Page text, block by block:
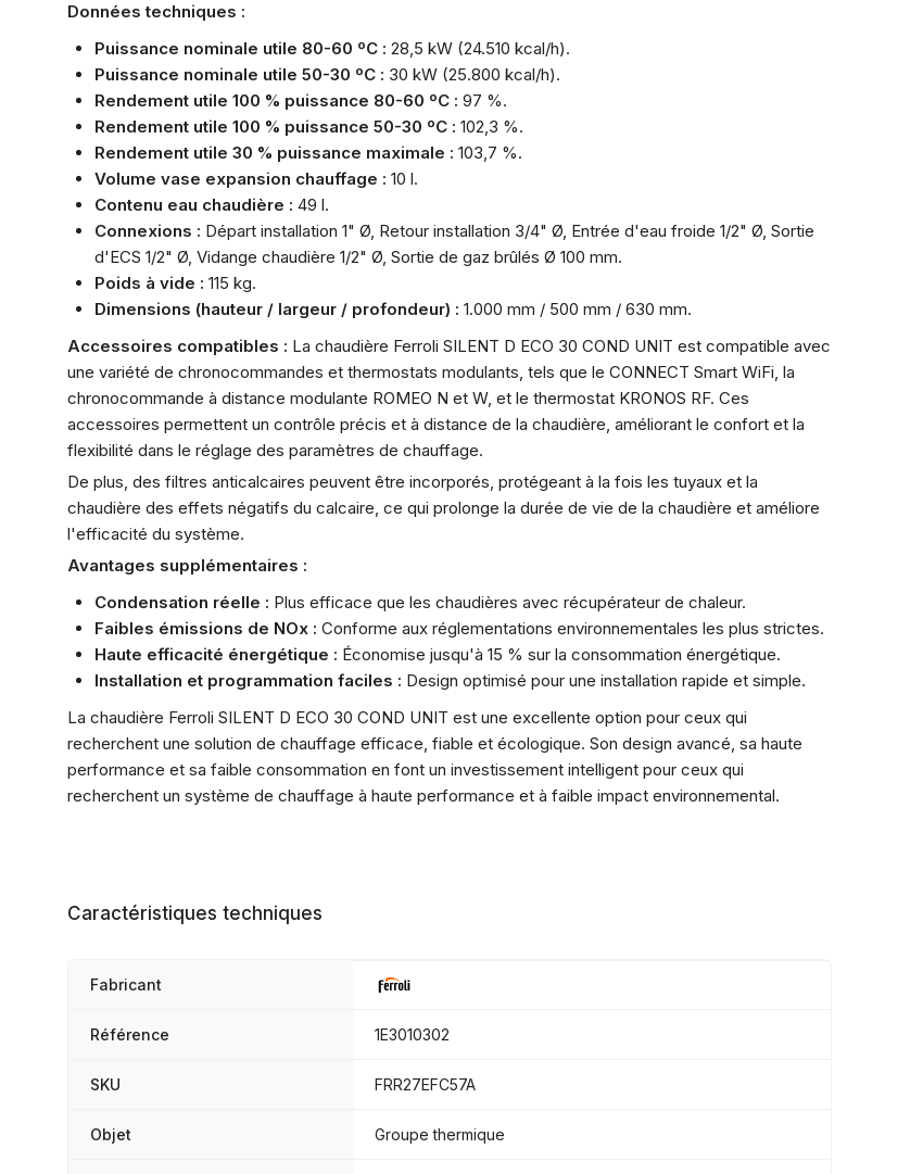
Données techniques :
Puissance nominale utile 80-60 ºC : 28,5 kW (24.510 kcal/h).
Puissance nominale utile 50-30 ºC : 30 kW (25.800 kcal/h).
Rendement utile 100 % puissance 80-60 ºC : 97 %.
Rendement utile 100 % puissance 50-30 ºC : 102,3 %.
Rendement utile 30 % puissance maximale : 103,7 %.
Volume vase expansion chauffage : 10 l.
Contenu eau chaudière : 49 l.
Connexions : Départ installation 1" Ø, Retour installation 3/4" Ø, Entrée d'eau froide 1/2" Ø, Sortie
d'ECS 1/2" Ø, Vidange chaudière 1/2" Ø, Sortie de gaz brûlés Ø 100 mm.
Poids à vide : 115 kg.
Dimensions (hauteur / largeur / profondeur) : 1.000 mm / 500 mm / 630 mm.
Accessoires compatibles : La chaudière Ferroli SILENT D ECO 30 COND UNIT est compatible avec
une variété de chronocommandes et thermostats modulants, tels que le CONNECT Smart WiFi, la
chronocommande à distance modulante ROMEO N et W, et le thermostat KRONOS RF. Ces
accessoires permettent un contrôle précis et à distance de la chaudière, améliorant le confort et la
flexibilité dans le réglage des paramètres de chauffage.
De plus, des filtres anticalcaires peuvent être incorporés, protégeant à la fois les tuyaux et la
chaudière des effets négatifs du calcaire, ce qui prolonge la durée de vie de la chaudière et améliore
l'efficacité du système.
Avantages supplémentaires :
Condensation réelle : Plus efficace que les chaudières avec récupérateur de chaleur.
Faibles émissions de NOx : Conforme aux réglementations environnementales les plus strictes.
Haute efficacité énergétique : Économise jusqu'à 15 % sur la consommation énergétique.
Installation et programmation faciles : Design optimisé pour une installation rapide et simple.
La chaudière Ferroli SILENT D ECO 30 COND UNIT est une excellente option pour ceux qui
recherchent une solution de chauffage efficace, fiable et écologique. Son design avancé, sa haute
performance et sa faible consommation en font un investissement intelligent pour ceux qui
recherchent un système de chauffage à haute performance et à faible impact environnemental.
Caractéristiques techniques
Fabricant
Référence 1E3010302
SKU FRR27EFC57A
Objet Groupe thermique